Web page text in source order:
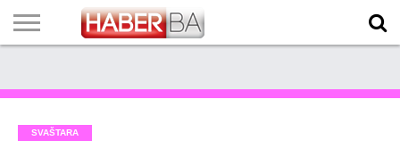
TECH
PROGRAM
PROGNOZA
PUTEVIMA
LISTA
NAMA
SVAŠTARA